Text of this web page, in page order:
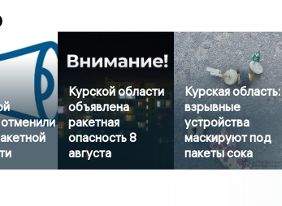
Курской области
объявлена
ракетная
опасность 8
августа
Курская область:
взрывные
устройства
маскируют под
пакеты сока